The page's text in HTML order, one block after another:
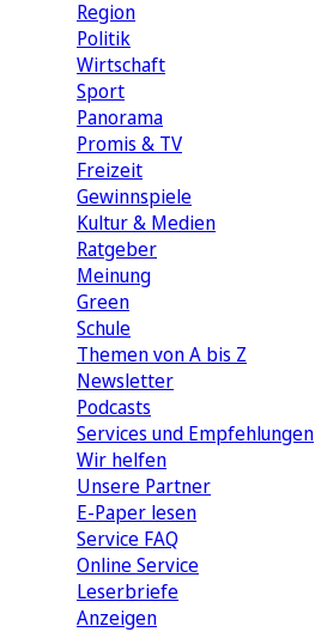
Region
Politik
Wirtschaft
Sport
Panorama
Promis & TV
Freizeit
Gewinnspiele
Kultur & Medien
Ratgeber
Meinung
Green
Schule
Themen von A bis Z
Newsletter
Podcasts
Services und Empfehlungen
Wir helfen
Unsere Partner
E-Paper lesen
Service FAQ
Online Service
Leserbriefe
Anzeigen